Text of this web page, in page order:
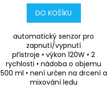
DO KOŠÍKU
automatický senzor pro
zapnutí/vypnutí
přístroje • výkon 120W • 2
rychlosti • nádoba o objemu
500 ml • není určen na drcení a
mixování ledu